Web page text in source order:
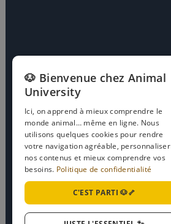
🐶 Bienvenue chez Animal
University
Ici, on apprend à mieux comprendre le
monde animal… même en ligne. Nous
utilisons quelques cookies pour rendre
votre navigation agréable, personnaliser
nos contenus et mieux comprendre vos
besoins. Politique de confidentialité
C'EST PARTI 🐶🦴